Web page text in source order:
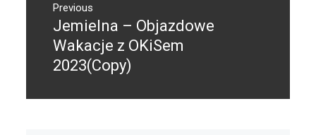
wpisuPrevious
Previous
post:
Jemielna – Objazdowe
Wakacje z OKiSem
2023(Copy)